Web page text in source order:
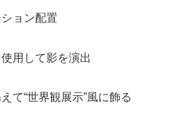
ョン配置
用して影を演出
て“世界観展示”風に飾る